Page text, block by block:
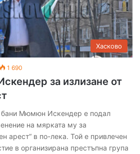
Хасково
1 690
за излизане от
бани Мюмюн Искендер е подал
на мярката му за
арест“ в по-лека. Той е привлечен
в организирана престъпна група